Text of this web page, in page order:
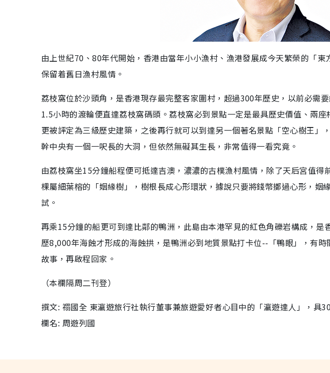
由上世紀70、80年代開始，香港由當年小小漁村、漁港發展成今天繁榮的「
保留着舊日漁村風情。
荔枝窩位於沙頭角，是香港現存最完整客家圍村，超過300年歷史，以前必需
1.5小時的渡輪便直達荔枝窩碼頭。荔枝窩必到景點一定是最具歷史價值、兩
更被評定為三級歷史建築，之後再行就可以到達另一個著名景點「空心樹王」
幹中央有一個一呎長的大洞，但依然無礙其生長，非常值得一看究竟。
由荔枝窩坐15分鐘船程便可抵達吉澳，濃濃的古樸漁村風情，除了天后宮值得
棵屬細葉榕的「姻緣樹」，樹根長成心形環狀，據說只要將錢幣擲過心形，姻
試。
再乘15分鐘的船更可到達比鄰的鴨洲，此島由本港罕見的紅色角礫岩構成，是
歷8,000年海蝕才形成的海蝕拱，是鴨洲必到地質景點打卡位--「鴨眼」，有
故事，再啟程回家。
（本欄隔周二刊登）
撰文: 禤國全 東瀛遊旅行社執行董事兼旅遊愛好者心目中的「瀛遊達人」，具
欄名: 周遊列國